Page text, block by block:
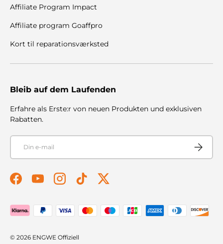
Affiliate Program Impact
Affiliate program Goaffpro
Kort til reparationsværksted
Bleib auf dem Laufenden
Erfahre als Erste:r von neuen Produkten und exklusiven
Rabatten.
E-mail
Abonner
FacebookYouTubeInstagramTikTokTwitter
Betalingsmetoder accepteres
© 2026 ENGWE Offiziell